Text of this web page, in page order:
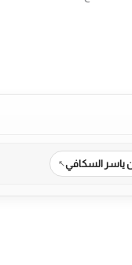
ياسر السكافي